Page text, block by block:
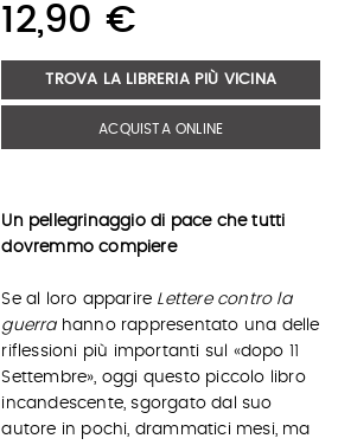
12,90 €
TROVA LA LIBRERIA PIÙ VICINA
ACQUISTA ONLINE
Un pellegrinaggio di pace che tutti
dovremmo compiere
Se al loro apparire Lettere contro la
guerrahanno rappresentato una delle
riflessioni più importanti sul «dopo 11
Settembre», oggi questo piccolo libro
incandescente, sgorgato dal suo
autore in pochi, drammatici mesi, ma